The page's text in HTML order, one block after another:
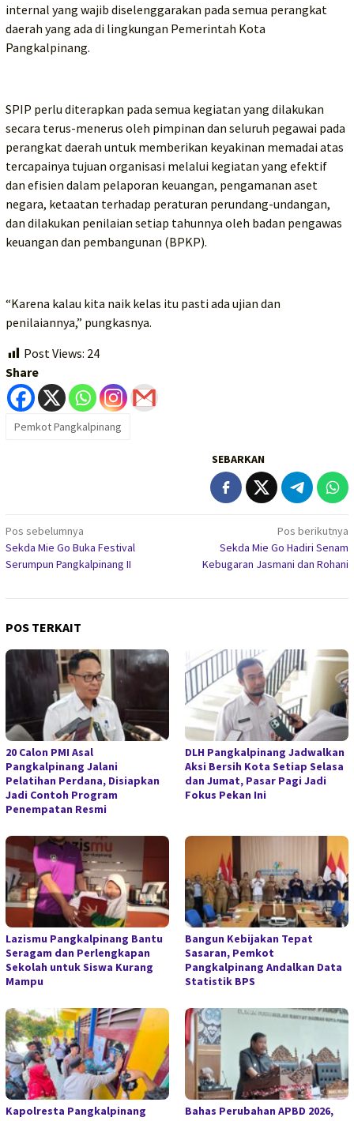
internal yang wajib diselenggarakan pada semua perangkat
daerah yang ada di lingkungan Pemerintah Kota
Pangkalpinang.
SPIP perlu diterapkan pada semua kegiatan yang dilakukan
secara terus-menerus oleh pimpinan dan seluruh pegawai pada
perangkat daerah untuk memberikan keyakinan memadai atas
tercapainya tujuan organisasi melalui kegiatan yang efektif
dan efisien dalam pelaporan keuangan, pengamanan aset
negara, ketaatan terhadap peraturan perundang-undangan,
dan dilakukan penilaian setiap tahunnya oleh badan pengawas
keuangan dan pembangunan (BPKP).
“Karena kalau kita naik kelas itu pasti ada ujian dan
penilaiannya,” pungkasnya.
Post Views: 24
Share
Pemkot Pangkalpinang
SEBARKAN
Navigasi
pos
Pos sebelumnya
Sekda Mie Go Buka Festival
Serumpun Pangkalpinang II
Pos berikutnya
Sekda Mie Go Hadiri Senam
Kebugaran Jasmani dan Rohani
POS TERKAIT
20 Calon PMI Asal
Pangkalpinang Jalani
Pelatihan Perdana, Disiapkan
Jadi Contoh Program
Penempatan Resmi
DLH Pangkalpinang Jadwalkan
Aksi Bersih Kota Setiap Selasa
dan Jumat, Pasar Pagi Jadi
Fokus Pekan Ini
Lazismu Pangkalpinang Bantu
Seragam dan Perlengkapan
Sekolah untuk Siswa Kurang
Mampu
Bangun Kebijakan Tepat
Sasaran, Pemkot
Pangkalpinang Andalkan Data
Statistik BPS
Kapolresta Pangkalpinang
Bahas Perubahan APBD 2026,